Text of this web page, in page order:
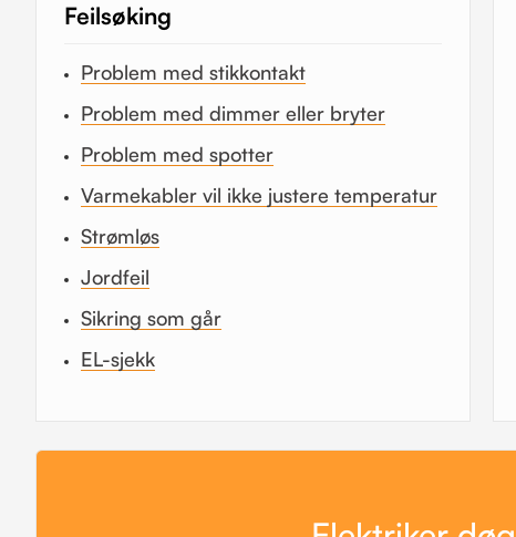
Feilsøking
Problem med stikkontakt
Problem med dimmer eller bryter
Problem med spotter
Varmekabler vil ikke justere temperatur
Strømløs
Jordfeil
Sikring som går
EL-sjekk